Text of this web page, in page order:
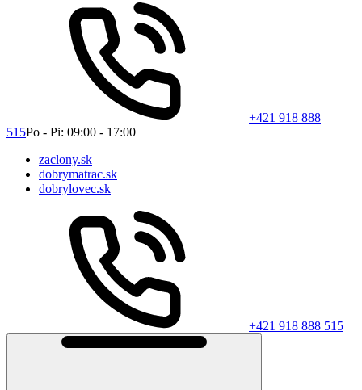
+421 918 888
515Po - Pi: 09:00 - 17:00
zaclony.sk
dobrymatrac.sk
dobrylovec.sk
+421 918 888 515